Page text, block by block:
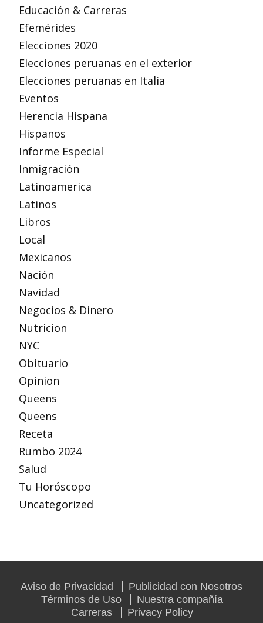
Educación & Carreras
Efemérides
Elecciones 2020
Elecciones peruanas en el exterior
Elecciones peruanas en Italia
Eventos
Herencia Hispana
Hispanos
Informe Especial
Inmigración
Latinoamerica
Latinos
Libros
Local
Mexicanos
Nación
Navidad
Negocios & Dinero
Nutricion
NYC
Obituario
Opinion
Queens
Queens
Receta
Rumbo 2024
Salud
Tu Horóscopo
Uncategorized
Aviso de Privacidad
Publicidad con Nosotros
Términos de Uso
Nuestra compañía
Carreras
Privacy Policy